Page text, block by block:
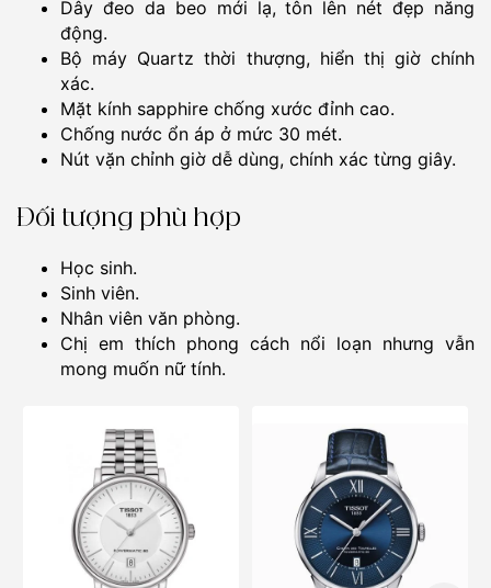
Dây đeo da beo mới lạ, tôn lên nét đẹp năng
động.
Bộ máy Quartz thời thượng, hiển thị giờ chính
xác.
Mặt kính sapphire chống xước đỉnh cao.
Chống nước ổn áp ở mức 30 mét.
Nút vặn chỉnh giờ dễ dùng, chính xác từng giây.
Đối tượng phù hợp
Học sinh.
Sinh viên.
Nhân viên văn phòng.
Chị em thích phong cách nổi loạn nhưng vẫn
mong muốn nữ tính.